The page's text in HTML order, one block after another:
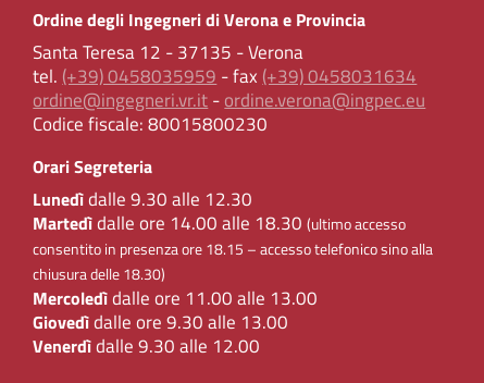
Ordine degli Ingegneri di Verona e Provincia
Santa Teresa 12 - 37135 - Verona
tel. (+39) 0458035959 - fax (+39) 0458031634
ordine@ingegneri.vr.it-ordine.verona@ingpec.eu
Codice fiscale:80015800230
Orari Segreteria
Lunedìdalle 9.30 alle 12.30
Martedìdalle ore 14.00 alle 18.30(ultimo accesso
consentito in presenza ore 18.15 – accesso telefonico sino alla
chiusura delle 18.30)
Mercoledìdalle ore 11.00 alle 13.00
Giovedìdalle ore 9.30 alle 13.00
Venerdìdalle 9.30 alle 12.00